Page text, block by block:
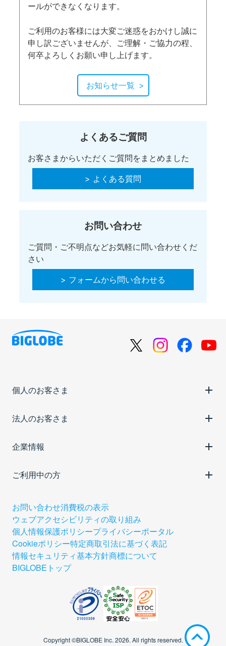
ールができなくなります。
ご利用のお客様には大変ご迷惑をおかけし誠に
申し訳ございませんが、ご理解・ご協力の程、
何卒よろしくお願い申し上げます。
お知らせ一覧
よくあるご質問
お客さまからいただくご質問をまとめました
> よくある質問
お問い合わせ
ご質問・ご不明点などお気軽に問い合わせくだ
さい
> フォームから問い合わせる
個人のお客さま
法人のお客さま
企業情報
ご利用中の方
お問い合わせ消費税の表示
ウェブアクセシビリティの取り組み
個人情報保護ポリシープライバシーポータル
Cookieポリシー特定商取引法に基づく表記
情報セキュリティ基本方針商標について
BIGLOBEトップ
Copyright ©BIGLOBE Inc. 2026. All rights reserved.